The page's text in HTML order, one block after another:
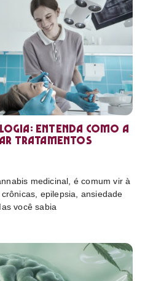
entenda como a
tratamentos
medicinal, é comum vir à
epilepsia, ansiedade
você sabia